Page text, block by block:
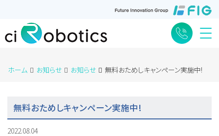
ホーム お知らせ お知らせ 無料おためしキャンペーン実施中!
無料おためしキャンペーン実施中!
2022.08.04